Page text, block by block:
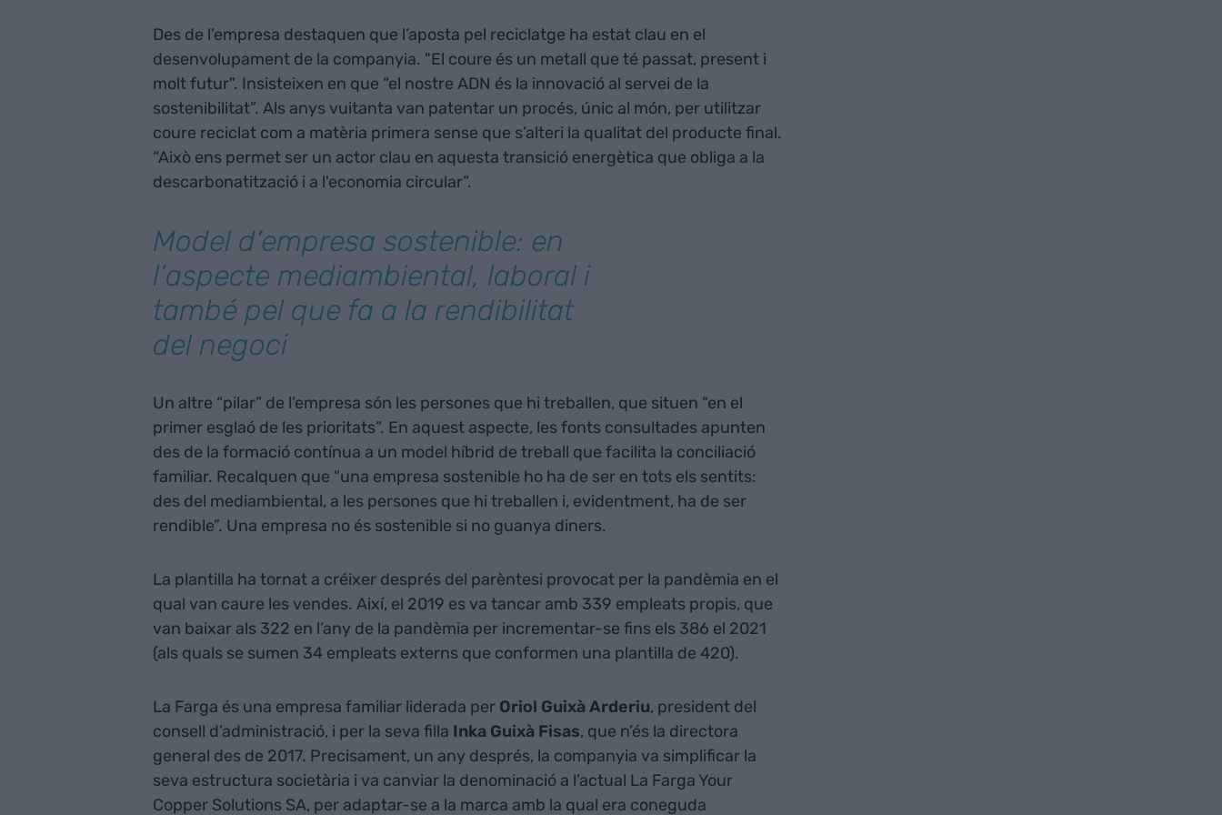
Des de l’empresa destaquen que l’aposta pel reciclatge ha estat clau en el
desenvolupament de la companyia. "El coure és un metall que té passat, present i
molt futur". Insisteixen en que “el nostre ADN és la innovació al servei de la
sostenibilitat”. Als anys vuitanta van patentar un procés, únic al món, per utilitzar
coure reciclat com a matèria primera sense que s’alteri la qualitat del producte final.
“Això ens permet ser un actor clau en aquesta transició energètica que obliga a la
descarbonatització i a l'economia circular”.
Model d’empresa sostenible: en
l’aspecte mediambiental, laboral i
també pel que fa a la rendibilitat
del negoci
Un altre “pilar” de l’empresa són les persones que hi treballen, que situen “en el
primer esglaó de les prioritats”. En aquest aspecte, les fonts consultades apunten
des de la formació contínua a un model híbrid de treball que facilita la conciliació
familiar. Recalquen que “una empresa sostenible ho ha de ser en tots els sentits:
des del mediambiental, a les persones que hi treballen i, evidentment, ha de ser
rendible”. Una empresa no és sostenible si no guanya diners.
La plantilla ha tornat a créixer després del parèntesi provocat per la pandèmia en el
qual van caure les vendes. Així, el 2019 es va tancar amb 339 empleats propis, que
van baixar als 322 en l’any de la pandèmia per incrementar-se fins els 386 el 2021
(als quals se sumen 34 empleats externs que conformen una plantilla de 420).
La Farga és una empresa familiar liderada per Oriol Guixà Arderiu, president del
consell d’administració, i per la seva filla Inka Guixà Fisas, que n’és la directora
general des de 2017. Precisament, un any després, la companyia va simplificar la
seva estructura societària i va canviar la denominació a l’actual La Farga Your
Copper Solutions SA, per adaptar-se a la marca amb la qual era coneguda